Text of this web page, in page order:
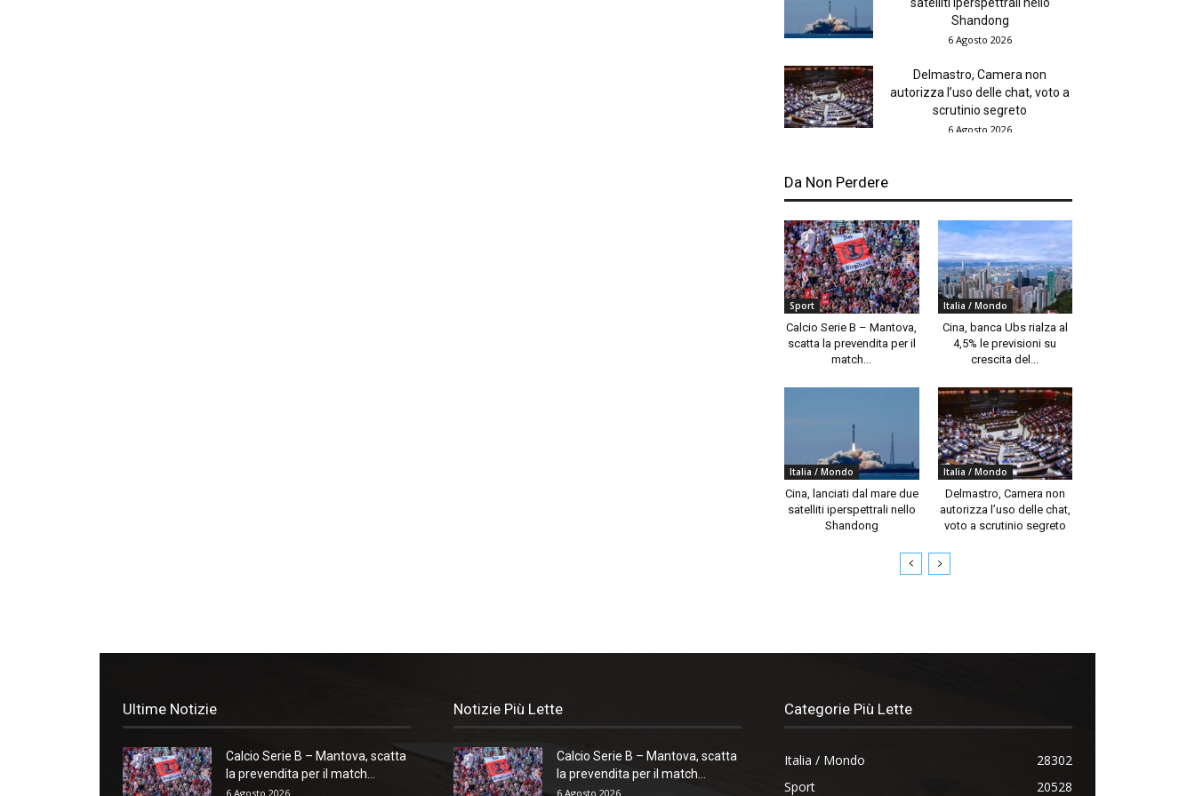
satelliti iperspettrali nello
Shandong
6 Agosto 2026
Delmastro, Camera non
autorizza l’uso delle chat, voto a
scrutinio segreto
6 Agosto 2026
Da Non Perdere
Sport
Calcio Serie B – Mantova,
scatta la prevendita per il
match...
Italia / Mondo
Cina, banca Ubs rialza al
4,5% le previsioni su
crescita del...
Italia / Mondo
Cina, lanciati dal mare due
satelliti iperspettrali nello
Shandong
Italia / Mondo
Delmastro, Camera non
autorizza l’uso delle chat,
voto a scrutinio segreto
Ultime Notizie
Calcio Serie B – Mantova, scatta
la prevendita per il match...
6 Agosto 2026
Notizie Più Lette
Calcio Serie B – Mantova, scatta
la prevendita per il match...
6 Agosto 2026
Categorie Più Lette
Italia / Mondo
28302
Sport
20528